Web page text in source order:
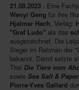
Podcast
SpieleMag
Infos
Shop
Download
21.08.2023 - Eine
Wenyi Geng für ihre
Hjalmar Hach , Verlag:
"Graf Ludo" als das
ausgezeichnet. Die
Sieger im Rahmen der
bekannt. Damit setzte
Titel Die Tiere vom
sowie Sea Salt & Paper
Pierre-Yves Gallard